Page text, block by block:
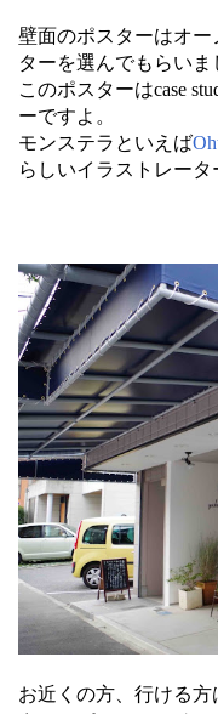
壁面のポスターはオ
ターを選んでもらいま
このポスターはcase
ーですよ。
モンステラといえば
らしいイラストレータ
お近くの方、行ける